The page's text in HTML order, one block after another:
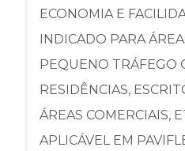
ECONOMIA E
INDICADO PARA
PEQUENO TRÁFEGO
RESIDÊNCIAS,
ÁREAS COMERCIAIS,
APLICÁVEL EM